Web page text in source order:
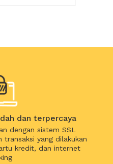
dan terpercaya
dengan sistem SSL
transaksi yang dilakukan
kredit, dan internet